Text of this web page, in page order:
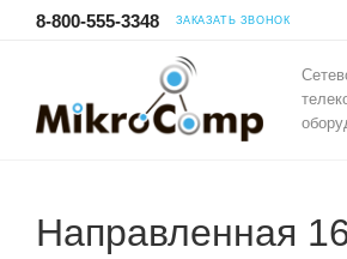
8-800-555-3348 ЗАКАЗАТЬ ЗВОНОК
Направленная